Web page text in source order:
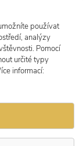
používat
analýzy
Pomocí
určité typy
informací: